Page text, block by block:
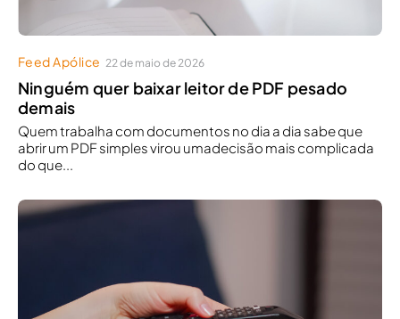
Feed Apólice 22 de maio de 2026
Ninguém quer baixar leitor de PDF pesado
demais
Quem trabalha com documentos no dia a dia sabe que
abrir um PDF simples virou umadecisão mais complicada
do que...